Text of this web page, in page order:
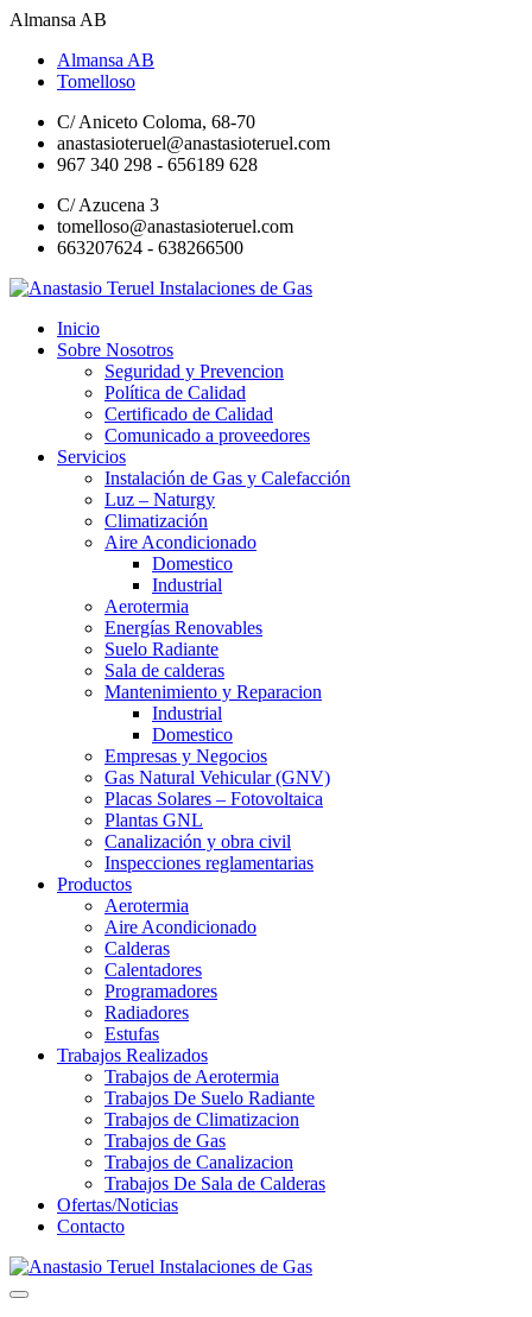
Almansa AB
Almansa AB
Tomelloso
C/ Aniceto Coloma, 68-70
anastasioteruel@anastasioteruel.com
967 340 298 - 656189 628
C/ Azucena 3
tomelloso@anastasioteruel.com
663207624 - 638266500
Inicio
Sobre Nosotros
Seguridad y Prevencion
Política de Calidad
Certificado de Calidad
Comunicado a proveedores
Servicios
Instalación de Gas y Calefacción
Luz – Naturgy
Climatización
Aire Acondicionado
Domestico
Industrial
Aerotermia
Energías Renovables
Suelo Radiante
Sala de calderas
Mantenimiento y Reparacion
Industrial
Domestico
Empresas y Negocios
Gas Natural Vehicular (GNV)
Placas Solares – Fotovoltaica
Plantas GNL
Canalización y obra civil
Inspecciones reglamentarias
Productos
Aerotermia
Aire Acondicionado
Calderas
Calentadores
Programadores
Radiadores
Estufas
Trabajos Realizados
Trabajos de Aerotermia
Trabajos De Suelo Radiante
Trabajos de Climatizacion
Trabajos de Gas
Trabajos de Canalizacion
Trabajos De Sala de Calderas
Ofertas/Noticias
Contacto